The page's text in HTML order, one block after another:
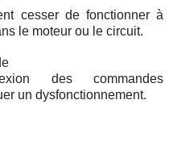
cesser de fonctionner à
le moteur ou le circuit.
des commandes
un dysfonctionnement.